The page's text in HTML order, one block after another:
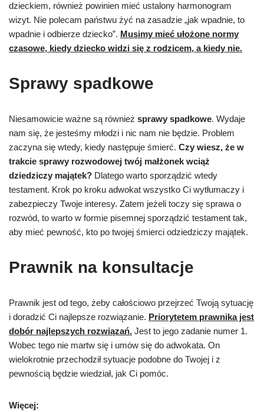
dzieckiem, również powinien mieć ustalony harmonogram
wizyt. Nie polecam państwu żyć na zasadzie „jak wpadnie, to
wpadnie i odbierze dziecko”. Musimy mieć ułożone normy
czasowe, kiedy dziecko widzi się z rodzicem, a kiedy nie.
Sprawy spadkowe
Niesamowicie ważne są również sprawy spadkowe. Wydaje
nam się, że jesteśmy młodzi i nic nam nie będzie. Problem
zaczyna się wtedy, kiedy następuje śmierć. Czy wiesz, że w
trakcie sprawy rozwodowej twój małżonek wciąż
dziedziczy majątek? Dlatego warto sporządzić wtedy
testament. Krok po kroku adwokat wszystko Ci wytłumaczy i
zabezpieczy Twoje interesy. Zatem jeżeli toczy się sprawa o
rozwód, to warto w formie pisemnej sporządzić testament tak,
aby mieć pewność, kto po twojej śmierci odziedziczy majątek.
Prawnik na konsultacje
Prawnik jest od tego, żeby całościowo przejrzeć Twoją sytuację
i doradzić Ci najlepsze rozwiązanie. Priorytetem prawnika jest
dobór najlepszych rozwiązań. Jest to jego zadanie numer 1.
Wobec tego nie martw się i umów się do adwokata. On
wielokrotnie przechodził sytuacje podobne do Twojej i z
pewnością będzie wiedział, jak Ci pomóc.
Więcej: